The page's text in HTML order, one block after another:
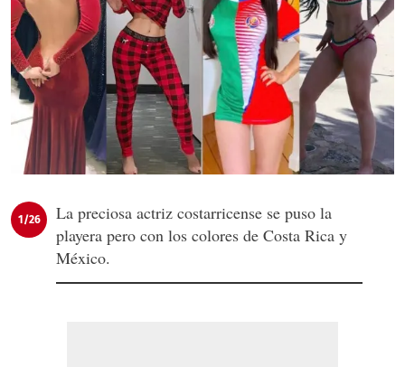
1/26
La preciosa actriz costarricense se puso la
playera pero con los colores de Costa Rica y
México.